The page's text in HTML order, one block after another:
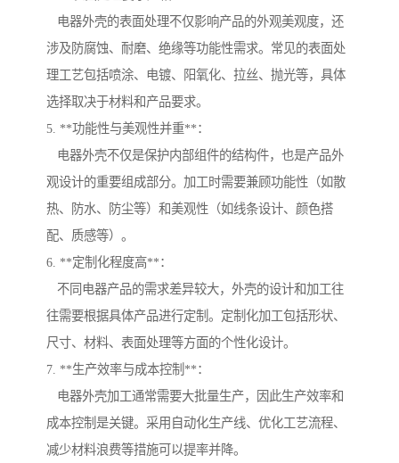
电器外壳的表面处理不仅影响产品的外观美观度，还
涉及防腐蚀、耐磨、绝缘等功能性需求。常见的表面处
理工艺包括喷涂、电镀、阳氧化、拉丝、抛光等，具体
选择取决于材料和产品要求。
5. **功能性与美观性并重**：
电器外壳不仅是保护内部组件的结构件，也是产品外
观设计的重要组成部分。加工时需要兼顾功能性（如散
热、防水、防尘等）和美观性（如线条设计、颜色搭
配、质感等）。
6. **定制化程度高**：
不同电器产品的需求差异较大，外壳的设计和加工往
往需要根据具体产品进行定制。定制化加工包括形状、
尺寸、材料、表面处理等方面的个性化设计。
7. **生产效率与成本控制**：
电器外壳加工通常需要大批量生产，因此生产效率和
成本控制是关键。采用自动化生产线、优化工艺流程、
减少材料浪费等措施可以提率并降。